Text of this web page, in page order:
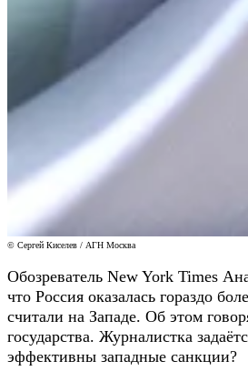
© Сергей Киселев / АГН Москва
Обозреватель New York Times
что Россия оказалась гораздо
считали на Западе. Об этом
государства. Журналистка
эффективны западные санкции?